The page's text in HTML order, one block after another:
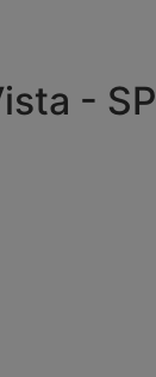
- SP